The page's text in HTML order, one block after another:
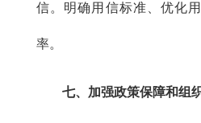
信。明确用信标准、优化
率。
七、加强政策保障和组